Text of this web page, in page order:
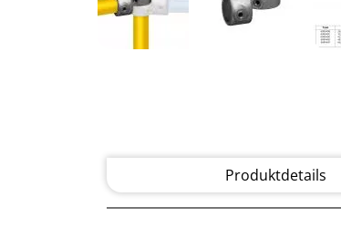
Produktdetails